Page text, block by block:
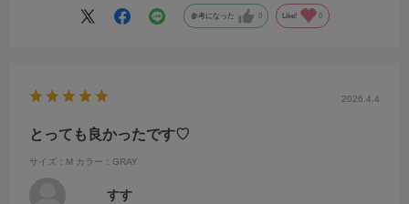
参考になった 0 Like! 0
2026.4.4
とっても良かったです♡
サイズ：M カラー：GRAY
すす